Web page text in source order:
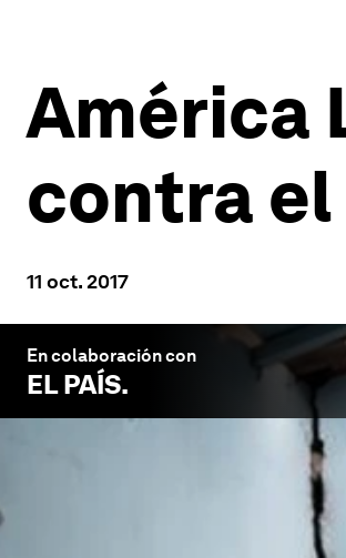
América
contra
11 oct. 2017
En colaboración con
EL PAÍS.